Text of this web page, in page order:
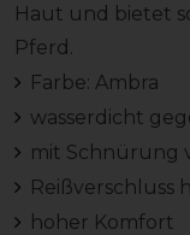
Haut und bietet
Pferd.
Farbe: Ambra
wasserdicht
mit Schnürung
Reißverschluss
hoher Komfort